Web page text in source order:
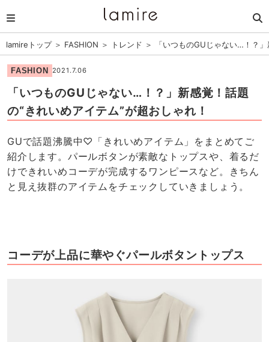
lamireトップ＞ FASHION ＞ トレンド ＞ 「いつものGUじゃない…！？
FASHION 2021.7.06
「いつものGUじゃない…！？」新感覚！話題
の“きれいめアイテム”が超おしゃれ！
GUで話題沸騰中♡「きれいめアイテム」をまとめてご
紹介します。パールボタンが素敵なトップスや、着るだ
けできれいめコーデが完成するワンピースなど。きちん
と見え抜群のアイテムをチェックしていきましょう。
コーデが上品に華やぐパールボタントップス